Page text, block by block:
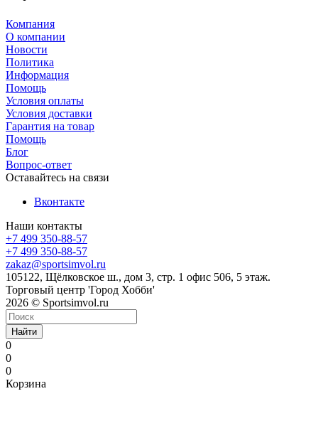
Компания
О компании
Новости
Политика
Информация
Помощь
Условия оплаты
Условия доставки
Гарантия на товар
Помощь
Блог
Вопрос-ответ
Оставайтесь на связи
Вконтакте
Наши контакты
+7 499 350-88-57
+7 499 350-88-57
zakaz@sportsimvol.ru
105122, Щёлковское ш., дом 3, стр. 1 офис 506, 5 этаж.
Торговый центр 'Город Хобби'
2026 © Sportsimvol.ru
Найти
0
0
0
Корзина